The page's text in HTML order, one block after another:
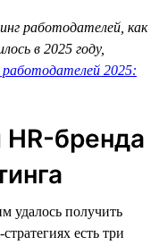
работодателей, как
в 2025 году,
2025:
HR-бренда
удалось получить
есть три